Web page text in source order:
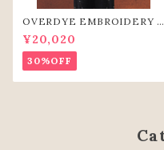
OVERDYE EMBROIDERY S
WEAT-SHIRTS(PPL)
¥20,020
30%OFF